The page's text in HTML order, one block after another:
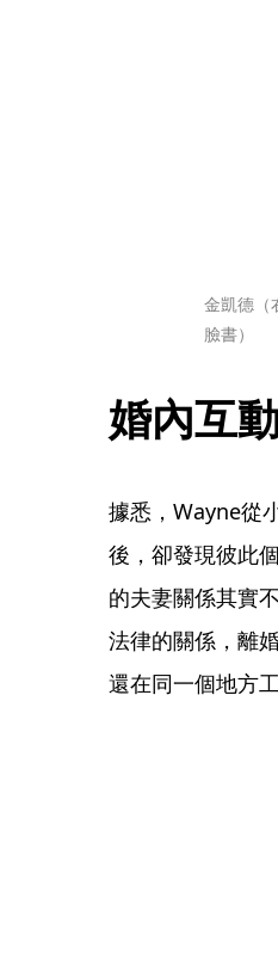
金凱德（
臉書）
婚內互
據悉，Wayne從
後，卻發現彼此
的夫妻關係其實
法律的關係，離
還在同一個地方工